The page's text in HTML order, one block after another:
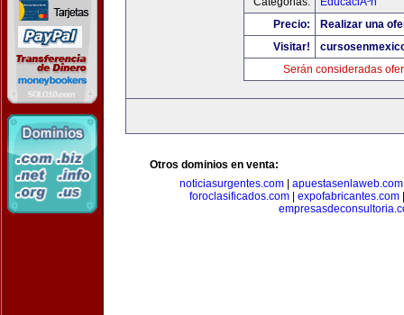
Precio:
Realizar una
Visitar!
Serán consideradas
Otros dominios en venta:
noticiasurgentes.com| apuestasenlaweb.com
foroclasificados.com
expofabricantes.com